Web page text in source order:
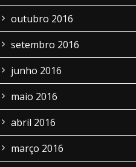
outubro 2016
setembro 2016
junho 2016
maio 2016
abril 2016
março 2016